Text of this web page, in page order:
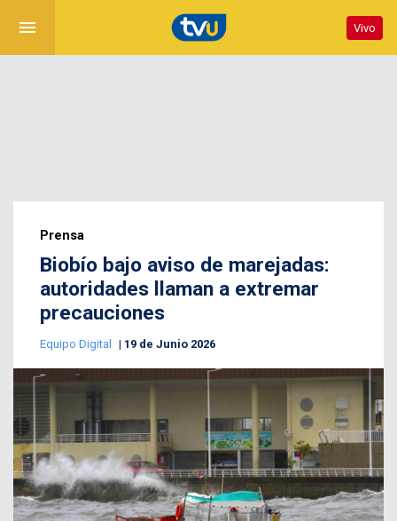
menu Vivo
Prensa
Biobío bajo aviso de marejadas:
autoridades llaman a extremar
precauciones
Equipo Digital 19 de Junio 2026